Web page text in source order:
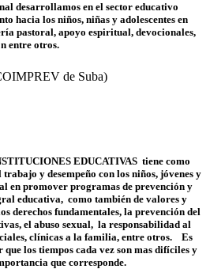
desarrollamos en el sector educativo
hacia los niños, niñas y adolescentes en
pastoral, apoyo espiritual, devocionales,
entre otros.
de Suba)
EDUCATIVAS tiene como
y desempeño con los niños, jóvenes y
en promover programas de prevención y
educativa, como también de valores y
derechos fundamentales, la prevención del
el abuso sexual, la responsabilidad al
clínicas a la familia, entre otros. Es
los tiempos cada vez son mas difíciles y
que corresponde.